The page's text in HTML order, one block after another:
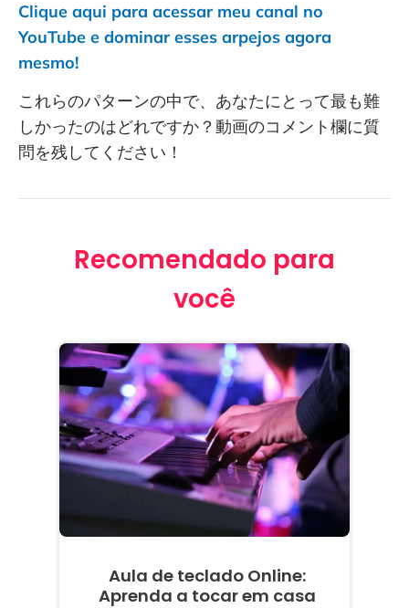
Clique aqui para acessar meu canal no
YouTube e dominar esses arpejos agora
mesmo!
これらのパターンの中で、あなたにとって最も難
しかったのはどれですか？動画のコメント欄に質
問を残してください！
Recomendado para
você
Aula de teclado Online:
Aprenda a tocar em casa